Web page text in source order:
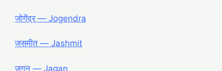
जोगेंद्र ― Jogendra
जसमीत ― Jashmit
जगन ― Jagan